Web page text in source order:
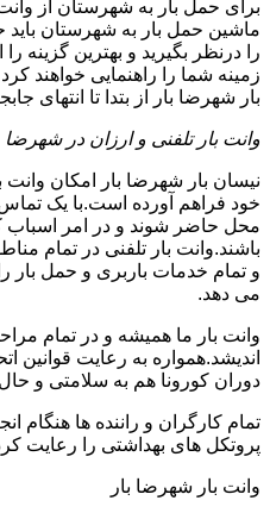
برای حمل بار به شهرستان از وانت
ماشین حمل بار به شهرستان
را درنظر بگیرید و بهترین گزینه
زمینه شما را راهنمایی خواهند
بار شهرضا بار از بتدا تا انتهای
وانت بار تلفنی و ارزان در شهرضا
نیسان بار شهرضا بار امکان وانت
خود فراهم آورده است.با یک
محل حاضر شوند و در امر
باشند.وانت بار تلفنی در تمام
و تمام خدمات باربری و حمل بار
می دهد.
وانت بار ما همیشه و در تمام
اندیشد.همواره به رعایت قوانین
دوران کورونا هم به سلامتی و
تمام کارگران و راننده ها هنگام
پروتکل های بهداشتی را رعایت
وانت بار شهرضا بار